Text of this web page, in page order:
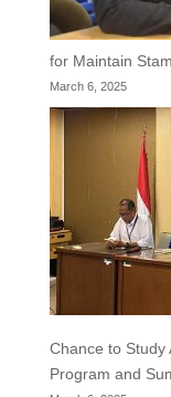
for Maintain
March 6, 2025
Chance to Study
Program and